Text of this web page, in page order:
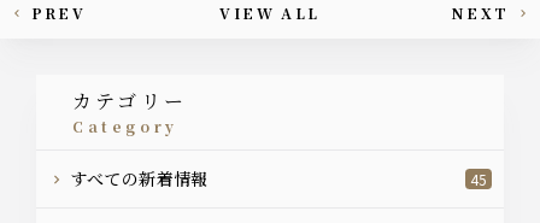
This article's paging
PREV VIEW ALL NEXT
カテゴリー
category
すべての新着情報 45